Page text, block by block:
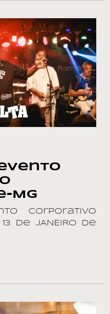
evento
MG
Corporativo
de JANEIRO de